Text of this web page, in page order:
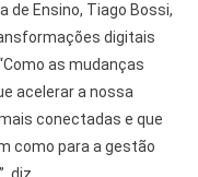
de Ensino, Tiago Bossi,
digitais
as mudanças
acelerar a nossa
conectadas e que
como para a gestão